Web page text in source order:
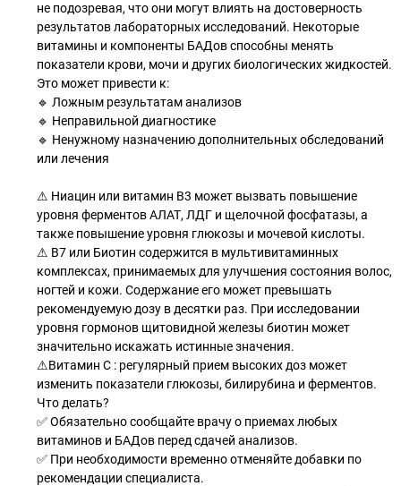
не подозревая, что они могут влиять на достоверность
результатов лабораторных исследований. Некоторые
витамины и компоненты БАДов способны менять
показатели крови, мочи и других биологических жидкостей.
Это может привести к:
🔹 Ложным результатам анализов
🔹 Неправильной диагностике
🔹 Ненужному назначению дополнительных обследований
или лечения
⚠ Ниацин или витамин В3 может вызвать повышение
уровня ферментов АЛАТ, ЛДГ и щелочной фосфатазы, а
также повышение уровня глюкозы и мочевой кислоты.
⚠ В7 или Биотин содержится в мультивитаминных
комплексах, принимаемых для улучшения состояния волос,
ногтей и кожи. Содержание его может превышать
рекомендуемую дозу в десятки раз. При исследовании
уровня гормонов щитовидной железы биотин может
значительно искажать истинные значения.
⚠Витамин С : регулярный прием высоких доз может
изменить показатели глюкозы, билирубина и ферментов.
Что делать?
✅ Обязательно сообщайте врачу о приемах любых
витаминов и БАДов перед сдачей анализов.
✅ При необходимости временно отменяйте добавки по
рекомендации специалиста.